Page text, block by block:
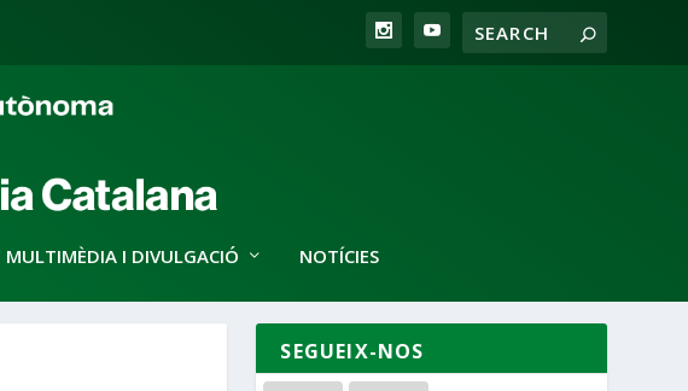
MULTIMÈDIA I DIVULGACIÓ NOTÍCIES
SEGUEIX-NOS